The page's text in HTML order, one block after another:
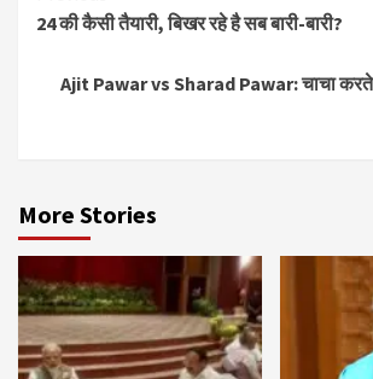
Reading
24 की कैसी तैयारी, बिखर रहे है सब बारी-बारी?
Ajit Pawar vs Sharad Pawar: चाचा करते
More Stories